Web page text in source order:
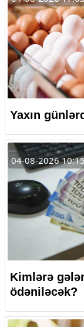
Yaxın
04-08-2026
Kimlərə
ödəniləcək?